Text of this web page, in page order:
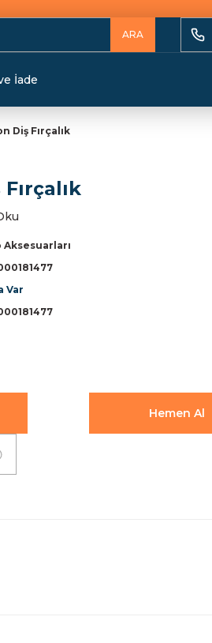
ARA
İade
Diş Fırçalık
Aksesuarları
Var
Hemen Al